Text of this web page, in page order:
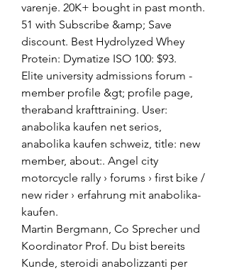
varenje. 20K+ bought in past month.
51 with Subscribe &amp; Save
discount. Best Hydrolyzed Whey
Protein: Dymatize ISO 100: $93.
Elite university admissions forum -
member profile &gt; profile page,
theraband krafttraining. User:
anabolika kaufen net serios,
anabolika kaufen schweiz, title: new
member, about:. Angel city
motorcycle rally › forums › first bike /
new rider › erfahrung mit anabolika-
kaufen.
Martin Bergmann, Co Sprecher und
Koordinator Prof. Du bist bereits
Kunde, steroidi anabolizzanti per